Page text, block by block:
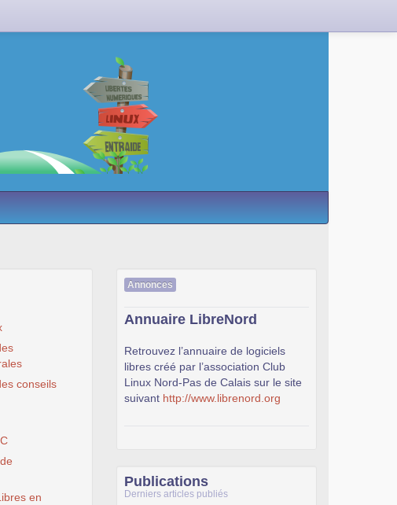
conseils
en
Annonces
Annuaire LibreNord
Retrouvez l’annuaire de logiciels
libres créé par l’association Club
Linux Nord-Pas de Calais sur le site
suivant http://www.librenord.org
Publications
Derniers articles publiés